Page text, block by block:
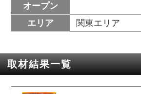
オープン
エリア
関東エリア
取材結果一覧